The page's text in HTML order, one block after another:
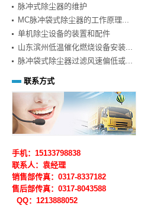
脉冲式除尘器的维护
MC脉冲袋式除尘器的工作原理...
单机除尘设备的装置和配件
山东滨州低温催化燃烧设备安装...
脉冲袋式除尘器过滤风速偏低或...
联系方式
手机：15133798838
联系人：袁经理
销售部传真：0317-8337182
售后部传真：0317-8043588
QQ：1213888052